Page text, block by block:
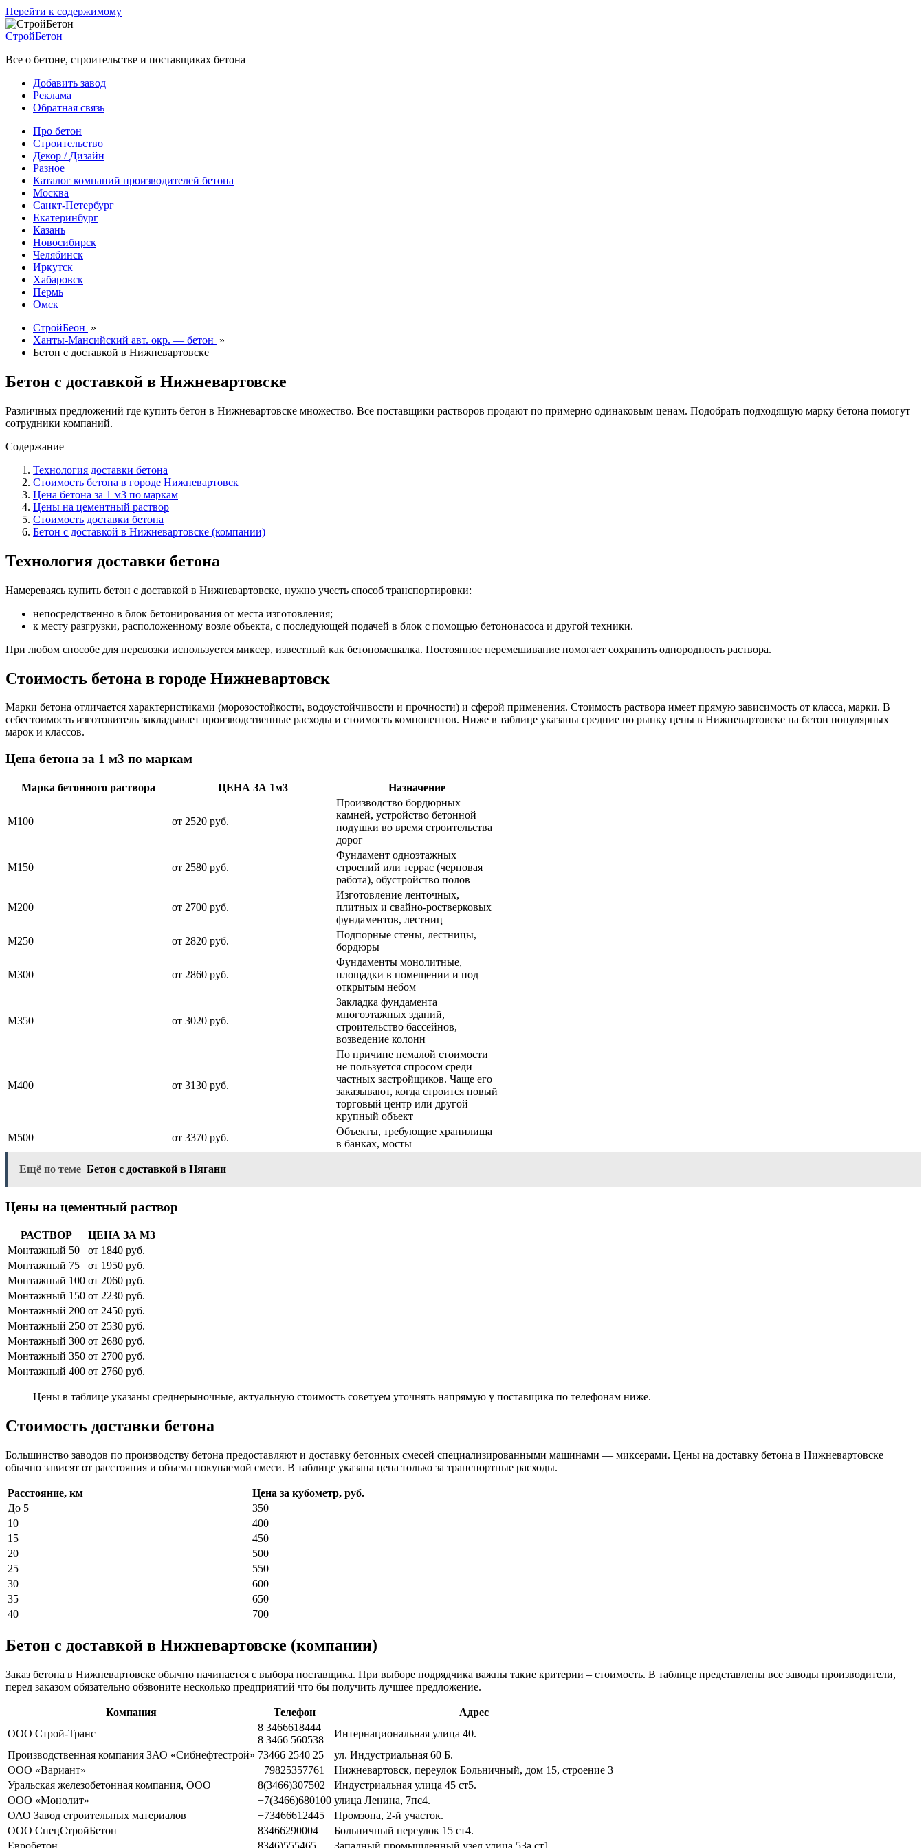
Перейти к содержимому
СтройБетон
Все о бетоне, строительстве и поставщиках бетона
Добавить завод
Реклама
Обратная связь
Про бетон
Строительство
Декор / Дизайн
Разное
Каталог компаний производителей бетона
Москва
Санкт-Петербург
Екатеринбург
Казань
Новосибирск
Челябинск
Иркутск
Хабаровск
Пермь
Омск
СтройБеон »
Ханты-Мансийский авт. окр. — бетон »
Бетон с доставкой в Нижневартовске
Бетон с доставкой в Нижневартовске
Различных предложений где купить бетон в Нижневартовске множество. Все поставщики растворов продают по примерно одинаковым ценам. Подобрать подходящую марку бетона помогут
сотрудники компаний.
Содержание
Технология доставки бетона
Стоимость бетона в городе Нижневартовск
Цена бетона за 1 м3 по маркам
Цены на цементный раствор
Стоимость доставки бетона
Бетон с доставкой в Нижневартовске (компании)
Технология доставки бетона
Намереваясь купить бетон с доставкой в Нижневартовске, нужно учесть способ транспортировки:
непосредственно в блок бетонирования от места изготовления;
к месту разгрузки, расположенному возле объекта, с последующей подачей в блок с помощью бетононасоса и другой техники.
При любом способе для перевозки используется миксер, известный как бетономешалка. Постоянное перемешивание помогает сохранить однородность раствора.
Стоимость бетона в городе Нижневартовск
Марки бетона отличается характеристиками (морозостойкости, водоустойчивости и прочности) и сферой применения. Стоимость раствора имеет прямую зависимость от класса, марки. В
себестоимость изготовитель закладывает производственные расходы и стоимость компонентов. Ниже в таблице указаны средние по рынку цены в Нижневартовске на бетон популярных
марок и классов.
Цена бетона за 1 м3 по маркам
Марка бетонного раствора ЦЕНА ЗА 1м3 Назначение
М100 от 2520 руб.
Производство бордюрных
камней, устройство бетонной
подушки во время строительства
дорог
М150 от 2580 руб.
Фундамент одноэтажных
строений или террас (черновая
работа), обустройство полов
М200 от 2700 руб.
Изготовление ленточных,
плитных и свайно-ростверковых
фундаментов, лестниц
М250
от 2820 руб.
Подпорные стены, лестницы,
бордюры
М300 от 2860 руб.
Фундаменты монолитные,
площадки в помещении и под
открытым небом
М350 от 3020 руб.
Закладка фундамента
многоэтажных зданий,
строительство бассейнов,
возведение колонн
М400 от 3130 руб.
По причине немалой стоимости
не пользуется спросом среди
частных застройщиков. Чаще его
заказывают, когда строится новый
торговый центр или другой
крупный объект
М500
от 3370 руб.
Объекты, требующие хранилища
в банках, мосты
Ещё по теме Бетон с доставкой в Нягани
Цены на цементный раствор
РАСТВОР
ЦЕНА ЗА М3
Монтажный 50
от 1840 руб.
Монтажный 75
от 1950 руб.
Монтажный 100 от 2060 руб.
Монтажный 150 от 2230 руб.
Монтажный 200 от 2450 руб.
Монтажный 250 от 2530 руб.
Монтажный 300 от 2680 руб.
Монтажный 350 от 2700 руб.
Монтажный 400 от 2760 руб.
Цены в таблице указаны среднерыночные, актуальную стоимость советуем уточнять напрямую у поставщика по телефонам ниже.
Стоимость доставки бетона
Большинство заводов по производству бетона предоставляют и доставку бетонных смесей специализированными машинами — миксерами. Цены на доставку бетона в Нижневартовске
обычно зависят от расстояния и объема покупаемой смеси. В таблице указана цена только за транспортные расходы.
Расстояние, км
Цена за кубометр, руб.
До 5
350
10
400
15
450
20
500
25
550
30
600
35
650
40
700
Бетон с доставкой в Нижневартовске (компании)
Заказ бетона в Нижневартовске обычно начинается с выбора поставщика. При выборе подрядчика важны такие критерии – стоимость. В таблице представлены все заводы производители,
перед заказом обязательно обзвоните несколько предприятий что бы получить лучшее предложение.
Компания Телефон
Адрес
ООО Строй-Транс
8 3466618444
8 3466 560538
Интернациональная улица 40.
Производственная компания ЗАО «Сибнефтестрой» 73466 2540 25
ул. Индустриальная 60 Б.
ООО «Вариант»
+79825357761
Нижневартовск, переулок Больничный, дом 15, строение 3
Уральская железобетонная компания, ООО
8(3466)307502
Индустриальная улица 45 ст5.
ООО «Монолит»
+7(3466)680100 улица Ленина, 7пс4.
ОАО Завод строительных материалов
+73466612445
Промзона, 2-й участок.
ООО СпецСтройБетон
83466290004
Больничный переулок 15 ст4.
Евробетон
8346)555465 Западный промышленный узел улица 53а ст1.